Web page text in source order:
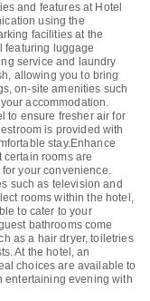
and features at Hotel
using the
facilities at the
featuring luggage
service and laundry
allowing you to bring
on-site amenities such
accommodation.
to ensure fresher air for
is provided with
stay.Enhance
rooms are
your convenience.
such as television and
rooms within the hotel,
to cater to your
bathrooms come
as a hair dryer, toiletries
At the hotel, an
choices are available to
entertaining evening with